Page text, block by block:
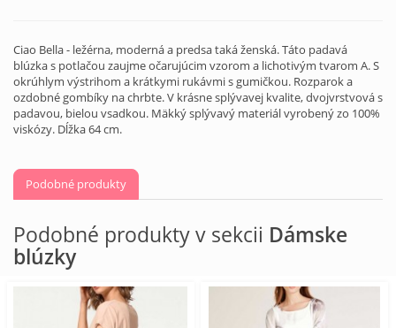
Ciao Bella - ležérna, moderná a predsa taká ženská. Táto padavá
blúzka s potlačou zaujme očarujúcim vzorom a lichotivým tvarom A. S
okrúhlym výstrihom a krátkymi rukávmi s gumičkou. Rozparok a
ozdobné gombíky na chrbte. V krásne splývavej kvalite, dvojvrstvová s
padavou, bielou vsadkou. Mäkký splývavý materiál vyrobený zo 100%
viskózy. Dĺžka 64 cm.
Podobné produkty
Podobné produkty v sekcii Dámske
blúzky